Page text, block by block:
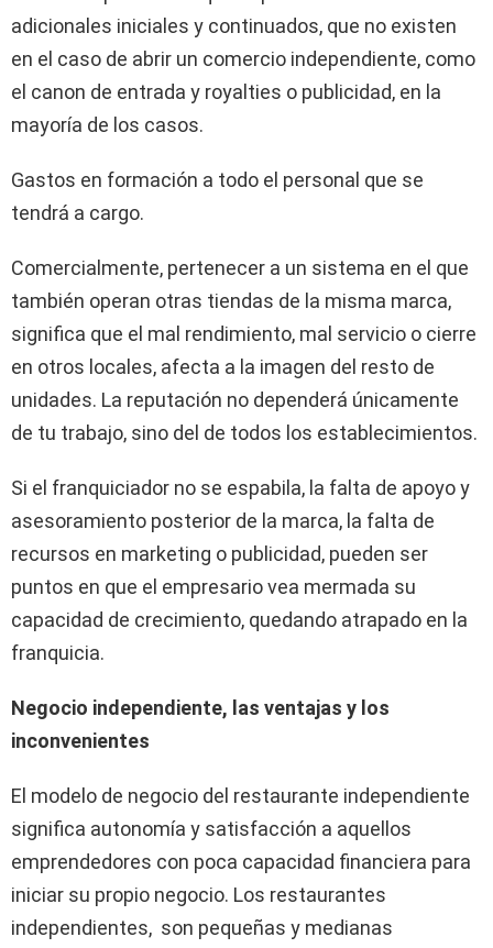
adicionales iniciales y continuados, que no existen
en el caso de abrir un comercio independiente, como
el canon de entrada y royalties o publicidad, en la
mayoría de los casos.
Gastos en formación a todo el personal que se
tendrá a cargo.
Comercialmente, pertenecer a un sistema en el que
también operan otras tiendas de la misma marca,
significa que el mal rendimiento, mal servicio o cierre
en otros locales, afecta a la imagen del resto de
unidades. La reputación no dependerá únicamente
de tu trabajo, sino del de todos los establecimientos.
Si el franquiciador no se espabila, la falta de apoyo y
asesoramiento posterior de la marca, la falta de
recursos en marketing o publicidad, pueden ser
puntos en que el empresario vea mermada su
capacidad de crecimiento, quedando atrapado en la
franquicia.
Negocio independiente, las ventajas y los
inconvenientes
El modelo de negocio del restaurante independiente
significa autonomía y satisfacción a aquellos
emprendedores con poca capacidad financiera para
iniciar su propio negocio. Los restaurantes
independientes, son pequeñas y medianas